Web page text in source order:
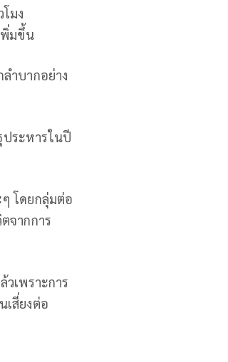
มง
พิ่มขึ้น
ำบากอย่าง
ประหารในปี
โดยกลุ่มต่อ
จากการ
เพราะการ
เสี่ยงต่อ